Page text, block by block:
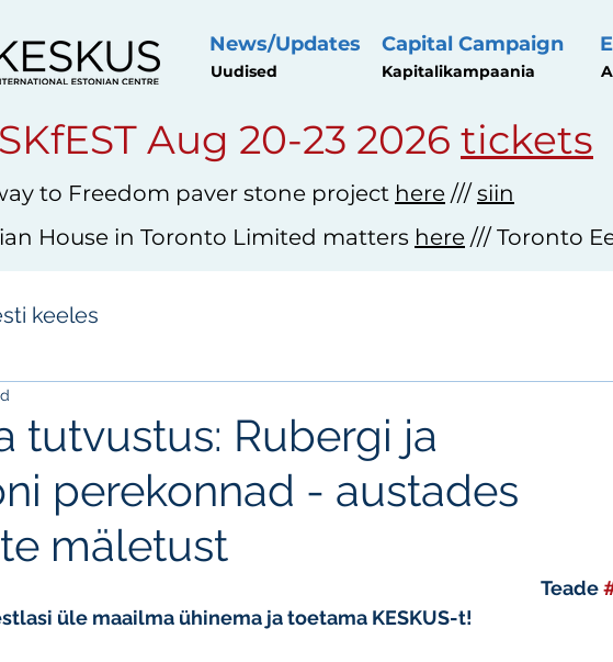
News/Updates
Uudised
Capital Campaign
Kapitalikampaania
Aug 20-23 2026 tickets
to Freedom paver stone project here /// siin
House in Toronto Limited matters here /// Toronto
keeles
tutvustus: Rubergi ja
perekonnad - austades
mäletust
Teade
üle maailma ühinema ja toetama KESKUS-t!